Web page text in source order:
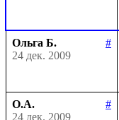
Ольга Б.
#
24 дек. 2009
О.А.
#
24 дек. 2009